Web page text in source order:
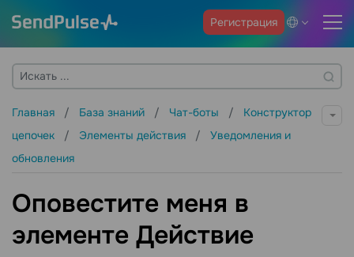
Регистрация
Главная База знаний Чат-боты
Конструктор
цепочек
Элементы действия
Уведомления и
обновления
Оповестите меня в
элементе Действие